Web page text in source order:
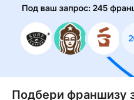
правообладателями/их
не является посредником
правообладателя и не несет
предоставления франшизы и
осуществленные на
на сайте или полученной
предоставленной
правообладатель.
Подбери франшизу